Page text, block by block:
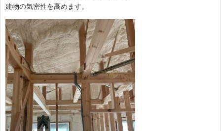
建物の気密性を高めます。